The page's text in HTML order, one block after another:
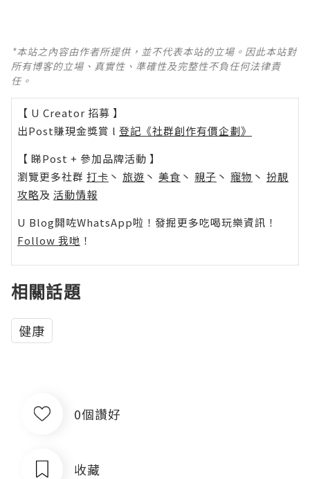
*本站之內容由作者所提供，並不代表本站的立場。因此本站對
所有博客的立場、真實性、準確性及完整性不負任何法律責
任。
【 U Creator 招募 】
出Post賺現金獎賞 l 登記《社群創作有價企劃》
【 睇Post + 參加品牌活動 】
瀏覽更多社群 打卡 丶 旅遊 丶 美食 丶 親子 丶 寵物 丶 扮靚
攻略及 活動情報
U Blog開咗WhatsApp啦！發掘更多吃喝玩樂資訊！
Follow 我哋 ！
相關話題
健康
0個讚好
收藏